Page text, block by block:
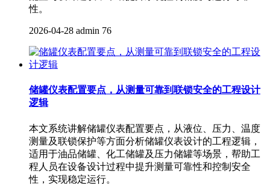
性。
2026-04-28 admin 76
储罐仪表配置要点，从测量可靠到联锁安全的工程设计
逻辑
本文系统讲解储罐仪表配置要点，从液位、压力、温度
测量及联锁保护等方面分析储罐仪表设计的工程逻辑，
适用于油品储罐、化工储罐及压力储罐等场景，帮助工
程人员在设备设计过程中提升测量可靠性和控制安全
性，实现稳定运行。